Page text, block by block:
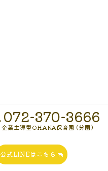
072-370-3666
企業主導型OHANA保育園 (分園)
公式LINEはこちら